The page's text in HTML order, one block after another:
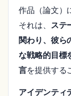
作品（論文）
それは、
ステ
関わり、彼ら
な戦略的目標
言を提供する
アイデンティ